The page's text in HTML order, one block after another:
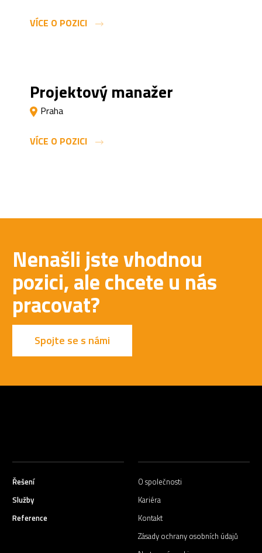
VÍCE O POZICI
Projektový manažer
Praha
VÍCE O POZICI
Nenašli jste vhodnou
pozici,ale chcete u nás
pracovat?
Spojte se s námi
Řešení
Služby
Reference
O společnosti
Kariéra
Kontakt
Zásady ochrany osobních údajů